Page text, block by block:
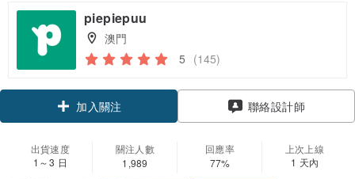
piepiepuu
澳門
5 (145)
加入關注 聯絡設計師
出貨速度
1～3 日
關注人數
1,989
回應率
77%
上次上線
1 天內